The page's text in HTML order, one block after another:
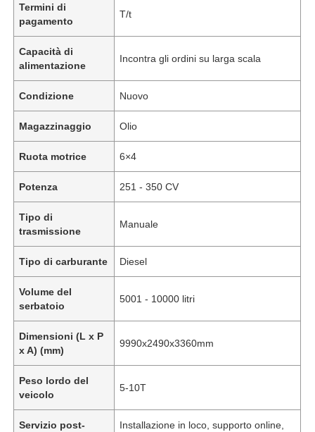
Termini di
pagamento
T/t
Capacità di
alimentazione
Incontra gli ordini su larga scala
Condizione Nuovo
Magazzinaggio Olio
Ruota motrice 6×4
Potenza 251 - 350 CV
Tipo di
trasmissione
Manuale
Tipo di carburante Diesel
Volume del
serbatoio
5001 - 10000 litri
Dimensioni (L x P
x A) (mm)
9990x2490x3360mm
Peso lordo del
veicolo
5-10T
Servizio post-
Installazione in loco, supporto online,